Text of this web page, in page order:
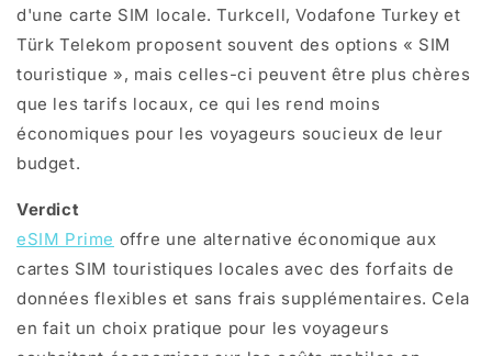
d'une carte SIM locale. Turkcell, Vodafone Turkey et
Türk Telekom proposent souvent des options « SIM
touristique », mais celles-ci peuvent être plus chères
que les tarifs locaux, ce qui les rend moins
économiques pour les voyageurs soucieux de leur
budget.
Verdict
eSIM Prime offre une alternative économique aux
cartes SIM touristiques locales avec des forfaits de
données flexibles et sans frais supplémentaires. Cela
en fait un choix pratique pour les voyageurs